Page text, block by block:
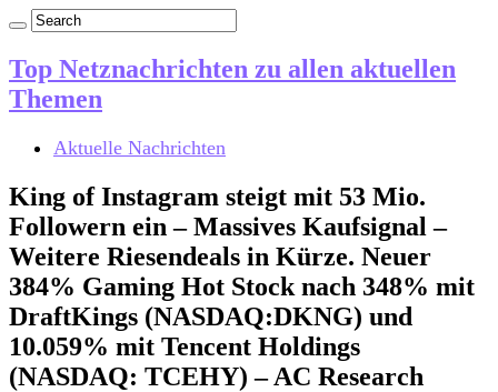
Top Netznachrichten zu allen aktuellen
Themen
Aktuelle Nachrichten
King of Instagram steigt mit 53 Mio.
Followern ein – Massives Kaufsignal –
Weitere Riesendeals in Kürze. Neuer
384% Gaming Hot Stock nach 348% mit
DraftKings (NASDAQ:DKNG) und
10.059% mit Tencent Holdings
(NASDAQ: TCEHY) – AC Research